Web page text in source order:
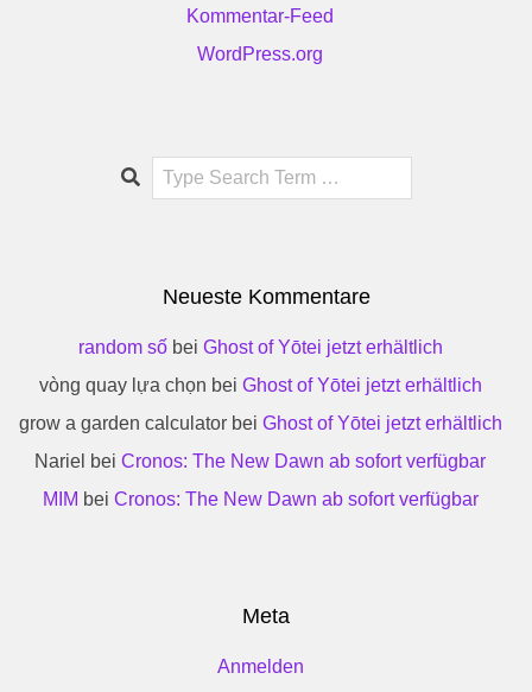
Kommentar-Feed
WordPress.org
Search
Neueste Kommentare
random sốbei Ghost of Yōtei jetzt erhältlich
vòng quay lựa chọn bei Ghost of Yōtei jetzt erhältlich
grow a garden calculatorbei Ghost of Yōtei jetzt erhältlich
Nariel bei Cronos: The New Dawn ab sofort verfügbar
MIM bei Cronos: The New Dawn ab sofort verfügbar
Meta
Anmelden